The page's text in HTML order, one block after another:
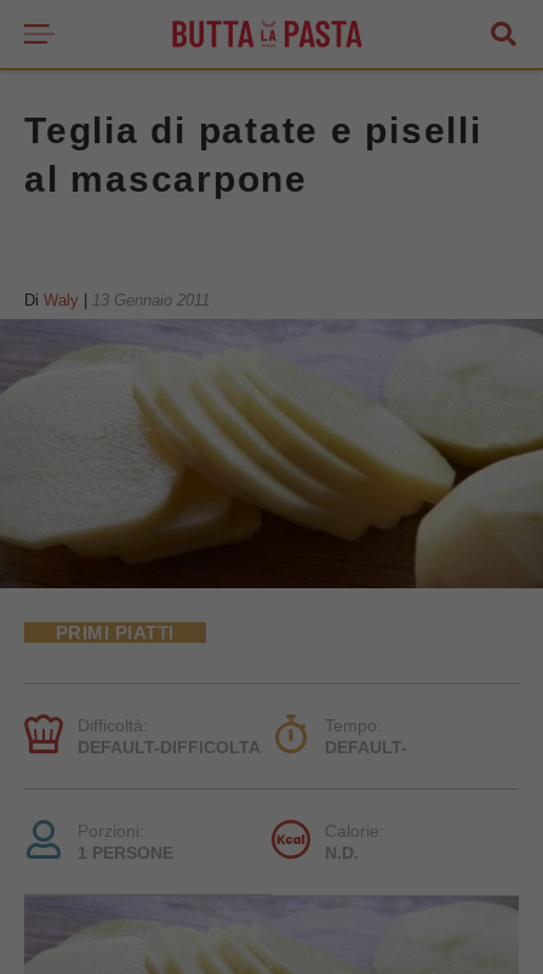
Teglia di patate e piselli
al mascarpone
Di Waly 13 Gennaio 2011
PRIMI PIATTI
Difficoltà:
DEFAULT-DIFFICOLTA
Tempo:
DEFAULT-
Porzioni:
1 PERSONE
Calorie:
N.D.